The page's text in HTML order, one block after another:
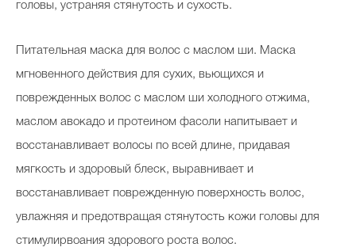
головы, устраняя стянутость и сухость.
Питательная маска для волос с маслом ши. Маска
мгновенного действия для сухих, вьющихся и
поврежденных волос с маслом ши холодного отжима,
маслом авокадо и протеином фасоли напитывает и
восстанавливает волосы по всей длине, придавая
мягкость и здоровый блеск, выравнивает и
восстанавливает поврежденную поверхность волос,
увлажняя и предотвращая стянутость кожи головы для
стимулирвоания здорового роста волос.